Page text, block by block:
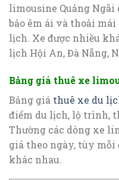
limousine Quảng Ngãi
bảo êm ái và thoải
lịch. Xe được nhiều
lịch Hội An, Đà Nẵng,
Bảng giá thuê xe
Bảng giá thuê xe du
điểm du lịch, lộ trình,
Thường các dòng xe
giá theo ngày, tùy mỗi
khác nhau.